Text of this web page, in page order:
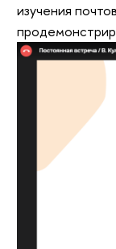
изучения